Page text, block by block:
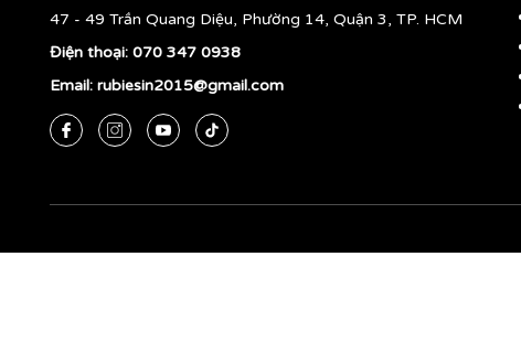
47 - 49 Trần Quang Diệu, Phường 14, Quận 3, TP. HCM
Điện thoại: 070 347 0938
Email: rubiesin2015@gmail.com